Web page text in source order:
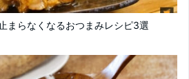
まらなくなるおつまみレシピ3選